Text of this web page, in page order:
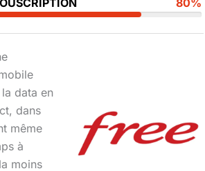
data en
dans
même
à
moins